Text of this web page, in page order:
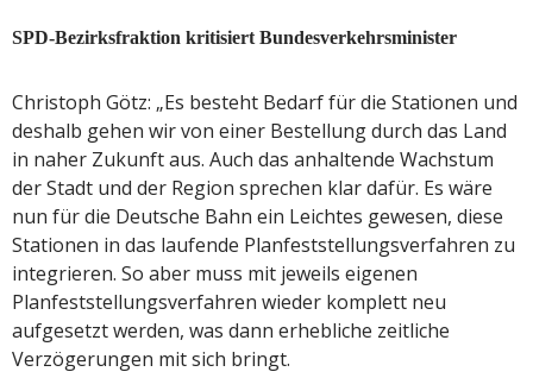
SPD-Bezirksfraktion kritisiert Bundesverkehrsminister
Christoph Götz: „Es besteht Bedarf für die Stationen und
deshalb gehen wir von einer Bestellung durch das Land
in naher Zukunft aus. Auch das anhaltende Wachstum
der Stadt und der Region sprechen klar dafür. Es wäre
nun für die Deutsche Bahn ein Leichtes gewesen, diese
Stationen in das laufende Planfeststellungsverfahren zu
integrieren. So aber muss mit jeweils eigenen
Planfeststellungsverfahren wieder komplett neu
aufgesetzt werden, was dann erhebliche zeitliche
Verzögerungen mit sich bringt.